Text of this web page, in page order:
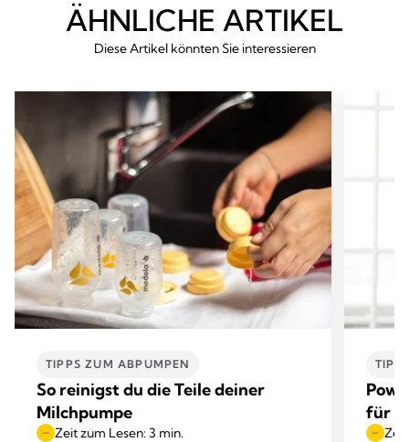
ÄHNLICHE ARTIKEL
Diese Artikel könnten Sie interessieren
TIPPS ZUM ABPUMPEN
So reinigst du die Teile deiner
Milchpumpe
Zeit zum Lesen: 3 min.
für
Zeit